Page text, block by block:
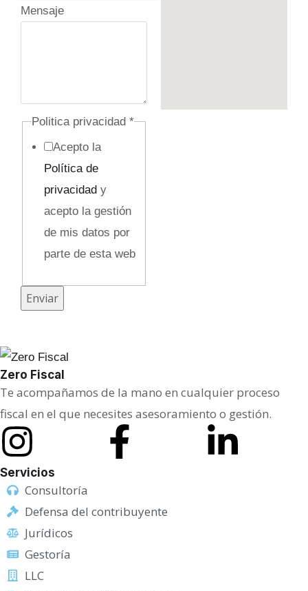
Mensaje
Politica privacidad *
Acepto la
Política de
privacidady
acepto la gestión
de mis datos por
parte de esta web
C
r
e
M
e
n
s
a
e
Enviar
Zero Fiscal
Te acompañamos de la mano en cualquier proceso
fiscal en el que necesites asesoramiento o gestión.
Servicios
Consultoría
Defensa del contribuyente
Jurídicos
Gestoría
LLC